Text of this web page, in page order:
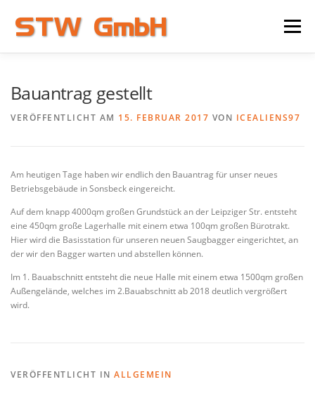
Inhalt
springen
Menü
Bauantrag gestellt
VERÖFFENTLICHT AM 15. FEBRUAR 2017 VON ICEALIENS97
Am heutigen Tage haben wir endlich den Bauantrag für unser neues
Betriebsgebäude in Sonsbeck eingereicht.
Auf dem knapp 4000qm großen Grundstück an der Leipziger Str. entsteht
eine 450qm große Lagerhalle mit einem etwa 100qm großen Bürotrakt.
Hier wird die Basisstation für unseren neuen Saugbagger eingerichtet, an
der wir den Bagger warten und abstellen können.
Im 1. Bauabschnitt entsteht die neue Halle mit einem etwa 1500qm großen
Außengelände, welches im 2.Bauabschnitt ab 2018 deutlich vergrößert
wird.
VERÖFFENTLICHT IN ALLGEMEIN